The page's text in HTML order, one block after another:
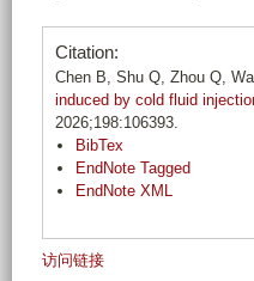
Citation:
Chen B, Shu Q, Zhou Q,
induced by cold fluid
2026;198:106393.
BibTex
EndNote Tagged
EndNote XML
访问链接